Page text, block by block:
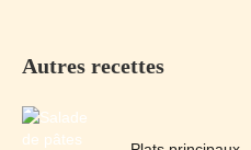
Autres recettes